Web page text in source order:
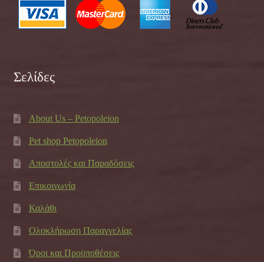
Σελίδες
About Us – Petopoleion
Pet shop Petopoleion
Αποστολές και Παραδόσεις
Επικοινωνία
Καλάθι
Ολοκλήρωση Παραγγελίας
Όροι και Προϋποθέσεις